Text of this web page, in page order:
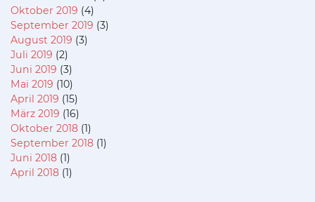
Oktober 2019 (4)
September 2019 (3)
August 2019 (3)
Juli 2019 (2)
Juni 2019 (3)
Mai 2019 (10)
April 2019 (15)
März 2019 (16)
Oktober 2018 (1)
September 2018 (1)
Juni 2018 (1)
April 2018 (1)